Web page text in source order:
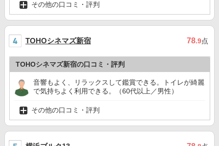
その他の口コミ・評判
TOHOシネマズ新宿 78.9点
TOHOシネマズ新宿の口コミ・評判
音響もよく、リラックスして鑑賞できる。トイレが綺麗
で気持ちよく利用できる。（60代以上／男性）
その他の口コミ・評判